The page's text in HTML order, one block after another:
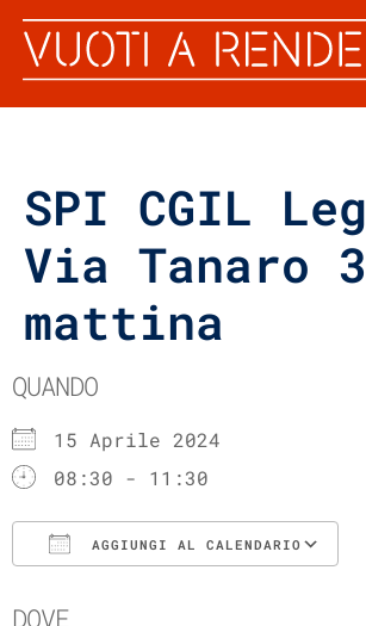
SPI CGIL
Via Tanaro
mattina
QUANDO
15 Aprile 2024
08:30 - 11:30
AGGIUNGI AL CALENDARIO
DOVE